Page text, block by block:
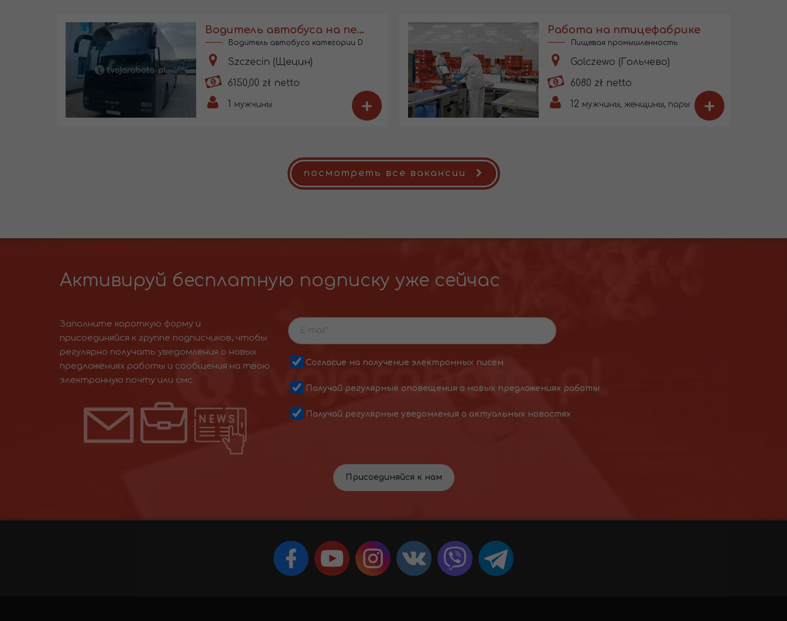
Водитель автобуса на перевозке работников
Водитель автобуса категории D
Szczecin (Щецин)
6150,00 zł netto
1 мужчины +
Работа на птицефабрике
Пищевая промышленность
Golczewo (Гольчево)
6080 zł netto
12 мужчины, женщины, пары +
посмотреть все вакансии
Активируй бесплатную подписку уже сейчас
Заполните короткую форму и
присоединяйся к группе подписчиков, чтобы
регулярно получать уведомления о новых
предложениях работы и сообщения на твою
электронную почту или смс.
Согласие на получение электронных писем
Получай регулярные оповещения о новых предложениях работы
Получай регулярные уведомления о актуальных новостях
Присоединяйся к нам